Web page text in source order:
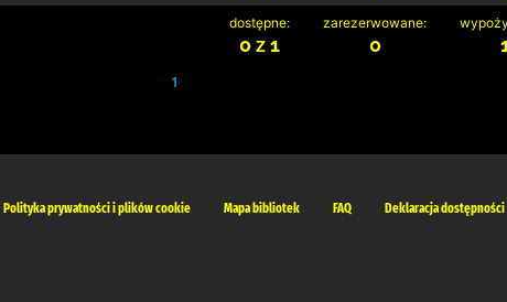
dostępne:
0 z 1
zarezerwowane:
0
1
Polityka prywatności i plików cookie Mapa bibliotek FAQ Deklaracja dostępności